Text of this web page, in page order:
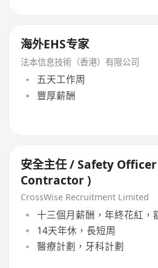
海外EHS专家
法本信息技術（香港）有限公司
五天工作周
豐厚薪酬
安全主任 / Safety
Contractor )
CrossWise Recruitment Limited
十三個月薪酬，年終花紅，
14天年休，長短周
醫療計劃，牙科計劃